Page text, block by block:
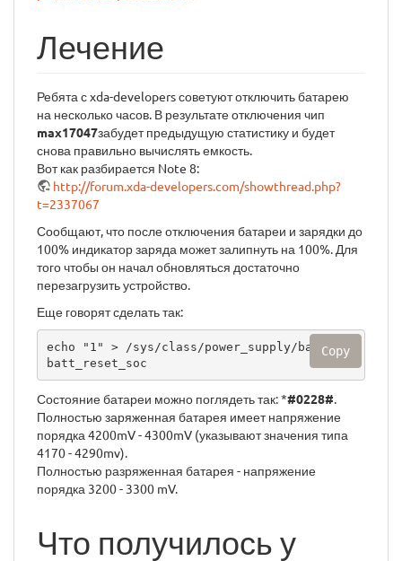
Лечение
Ребята с xda-developers советуют отключить батарею
на несколько часов. В результате отключения чип
max17047забудет предыдущую статистику и будет
снова правильно вычислять емкость.
Вот как разбирается Note 8:
http://forum.xda-developers.com/showthread.php?
t=2337067
Сообщают, что после отключения батареи и зарядки до
100% индикатор заряда может залипнуть на 100%. Для
того чтобы он начал обновляться достаточно
перезагрузить устройство.
Еще говорят сделать так:
echo "1" > /sys/class/power_supply/battery/
batt_reset_soc
Copy
Состояние батареи можно поглядеть так: *#0228#.
Полностью заряженная батарея имеет напряжение
порядка 4200mV - 4300mV (указывают значения типа
4170 - 4290mv).
Полностью разряженная батарея - напряжение
порядка 3200 - 3300 mV.
Что получилось у